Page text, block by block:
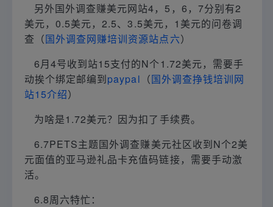
另外国外调查赚美元网站4，5，6，7分别有2
美元，0.5美元，2.5、3.5美元，1美元的问卷调
查（国外调查网赚培训资源站点六）
6月4号收到站15支付的N个1.72美元，需要手
动挨个绑定邮编到paypal （国外调查挣钱培训网
站15介绍）
为啥是1.72美元？因为扣了手续费。
6.7PETS主题国外调查赚美元社区收到N个2美
元面值的亚马逊礼品卡充值码链接，需要手动激
活。
6.8周六特忙：